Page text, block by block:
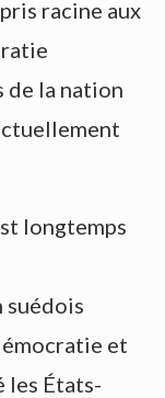
racine aux
de la nation
longtemps
suédois
et
les États-